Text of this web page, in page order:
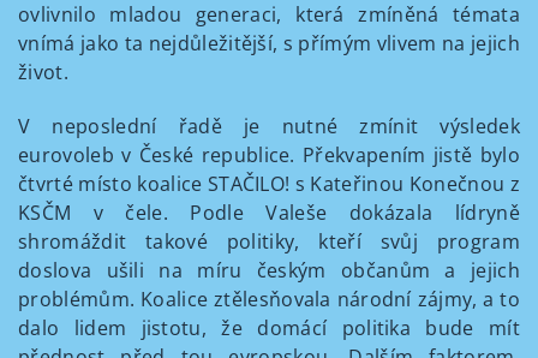
ovlivnilo mladou generaci, která zmíněná témata
vnímá jako ta nejdůležitější, s přímým vlivem na jejich
život.
V neposlední řadě je nutné zmínit výsledek
eurovoleb v České republice. Překvapením jistě bylo
čtvrté místo koalice STAČILO! s Kateřinou Konečnou z
KSČM v čele. Podle Valeše dokázala lídryně
shromáždit takové politiky, kteří svůj program
doslova ušili na míru českým občanům a jejich
problémům. Koalice ztělesňovala národní zájmy, a to
dalo lidem jistotu, že domácí politika bude mít